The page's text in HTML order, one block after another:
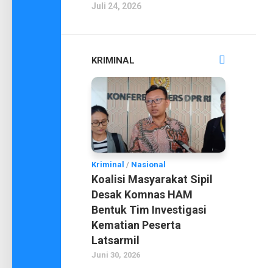
Juli 24, 2026
KRIMINAL
Kriminal / Nasional
Koalisi Masyarakat Sipil
Desak Komnas HAM
Bentuk Tim Investigasi
Kematian Peserta
Latsarmil
Juni 30, 2026